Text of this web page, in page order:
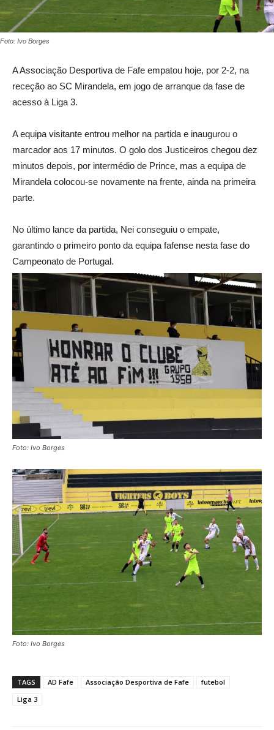
Foto: Ivo Borges
A Associação Desportiva de Fafe empatou hoje, por 2-2, na
receção ao SC Mirandela, em jogo de arranque da fase de
acesso à Liga 3.
A equipa visitante entrou melhor na partida e inaugurou o
marcador aos 17 minutos. O golo dos Justiceiros chegou dez
minutos depois, por intermédio de Prince, mas a equipa de
Mirandela colocou-se novamente na frente, ainda na primeira
parte.
No último lance da partida, Nei conseguiu o empate,
garantindo o primeiro ponto da equipa fafense nesta fase do
Campeonato de Portugal.
Foto: Ivo Borges
Foto: Ivo Borges
TAGS AD Fafe Associação Desportiva de Fafe
futebol
Liga 3